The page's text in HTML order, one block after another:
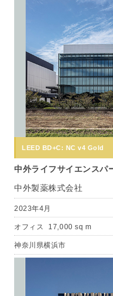
LEED BD+C: NC v4 Gold
中外ライフサイエンスパ
中外製薬株式会社
2023年4月
オフィス 17,000 sq m
神奈川県横浜市